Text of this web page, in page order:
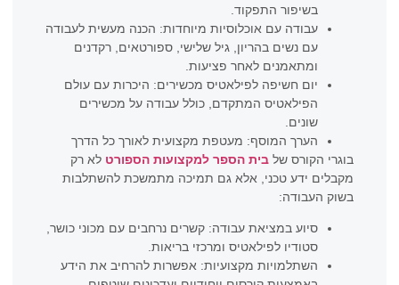
בשיפור התפקוד.
עבודה עם אוכלוסיות מיוחדות: הכנה מעשית לעבודה
עם נשים בהריון, גיל שלישי, ספורטאים, רקדנים
ומתאמנים לאחר פציעות.
יום חשיפה לפילאטיס מכשירים: היכרות עם עולם
הפילאטיס המתקדם, כולל עבודה על מכשירים
שונים.
הערך המוסף: מעטפת מקצועית לאורך כל הדרך
בוגרי הקורס של בית הספר למקצועות הספורט לא רק
מקבלים ידע טכני, אלא גם תמיכה מתמשכת להשתלבות
בשוק העבודה:
סיוע במציאת עבודה: קשרים נרחבים עם מכוני כושר,
סטודיו לפילאטיס ומרכזי בריאות.
השתלמויות מקצועיות: אפשרות להרחיב את הידע